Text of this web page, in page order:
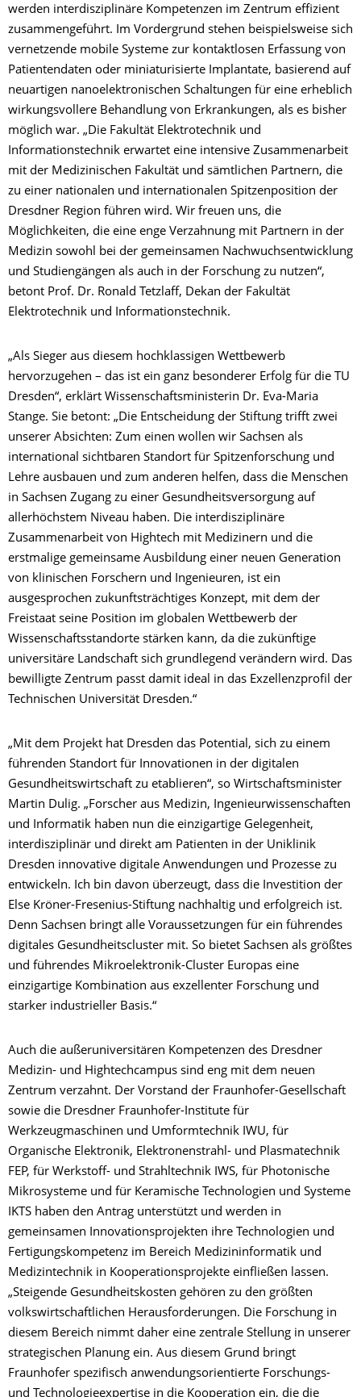
werden interdisziplinäre Kompetenzen im Zentrum effizient
zusammengeführt. Im Vordergrund stehen beispielsweise sich
vernetzende mobile Systeme zur kontaktlosen Erfassung von
Patientendaten oder miniaturisierte Implantate, basierend auf
neuartigen nanoelektronischen Schaltungen für eine erheblich
wirkungsvollere Behandlung von Erkrankungen, als es bisher
möglich war. „Die Fakultät Elektrotechnik und
Informationstechnik erwartet eine intensive Zusammenarbeit
mit der Medizinischen Fakultät und sämtlichen Partnern, die
zu einer nationalen und internationalen Spitzenposition der
Dresdner Region führen wird. Wir freuen uns, die
Möglichkeiten, die eine enge Verzahnung mit Partnern in der
Medizin sowohl bei der gemeinsamen Nachwuchsentwicklung
und Studiengängen als auch in der Forschung zu nutzen“,
betont Prof. Dr. Ronald Tetzlaff, Dekan der Fakultät
Elektrotechnik und Informationstechnik.
„Als Sieger aus diesem hochklassigen Wettbewerb
hervorzugehen – das ist ein ganz besonderer Erfolg für die TU
Dresden“, erklärt Wissenschaftsministerin Dr. Eva-Maria
Stange. Sie betont: „Die Entscheidung der Stiftung trifft zwei
unserer Absichten: Zum einen wollen wir Sachsen als
international sichtbaren Standort für Spitzenforschung und
Lehre ausbauen und zum anderen helfen, dass die Menschen
in Sachsen Zugang zu einer Gesundheitsversorgung auf
allerhöchstem Niveau haben. Die interdisziplinäre
Zusammenarbeit von Hightech mit Medizinern und die
erstmalige gemeinsame Ausbildung einer neuen Generation
von klinischen Forschern und Ingenieuren, ist ein
ausgesprochen zukunftsträchtiges Konzept, mit dem der
Freistaat seine Position im globalen Wettbewerb der
Wissenschaftsstandorte stärken kann, da die zukünftige
universitäre Landschaft sich grundlegend verändern wird. Das
bewilligte Zentrum passt damit ideal in das Exzellenzprofil der
Technischen Universität Dresden.“
„Mit dem Projekt hat Dresden das Potential, sich zu einem
führenden Standort für Innovationen in der digitalen
Gesundheitswirtschaft zu etablieren“, so Wirtschaftsminister
Martin Dulig. „Forscher aus Medizin, Ingenieurwissenschaften
und Informatik haben nun die einzigartige Gelegenheit,
interdisziplinär und direkt am Patienten in der Uniklinik
Dresden innovative digitale Anwendungen und Prozesse zu
entwickeln. Ich bin davon überzeugt, dass die Investition der
Else Kröner-Fresenius-Stiftung nachhaltig und erfolgreich ist.
Denn Sachsen bringt alle Voraussetzungen für ein führendes
digitales Gesundheitscluster mit. So bietet Sachsen als größtes
und führendes Mikroelektronik-Cluster Europas eine
einzigartige Kombination aus exzellenter Forschung und
starker industrieller Basis.“
Auch die außeruniversitären Kompetenzen des Dresdner
Medizin- und Hightechcampus sind eng mit dem neuen
Zentrum verzahnt. Der Vorstand der Fraunhofer-Gesellschaft
sowie die Dresdner Fraunhofer-Institute für
Werkzeugmaschinen und Umformtechnik IWU, für
Organische Elektronik, Elektronenstrahl- und Plasmatechnik
FEP, für Werkstoff- und Strahltechnik IWS, für Photonische
Mikrosysteme und für Keramische Technologien und Systeme
IKTS haben den Antrag unterstützt und werden in
gemeinsamen Innovationsprojekten ihre Technologien und
Fertigungskompetenz im Bereich Medizininformatik und
Medizintechnik in Kooperationsprojekte einfließen lassen.
„Steigende Gesundheitskosten gehören zu den größten
volkswirtschaftlichen Herausforderungen. Die Forschung in
diesem Bereich nimmt daher eine zentrale Stellung in unserer
strategischen Planung ein. Aus diesem Grund bringt
Fraunhofer spezifisch anwendungsorientierte Forschungs-
und Technologieexpertise in die Kooperation ein, die die